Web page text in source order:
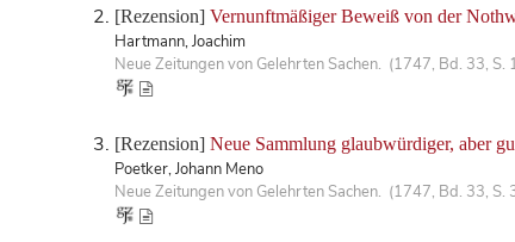
[Rezension] Vernunftmäßiger Beweiß von der
Hartmann, Joachim
Neue Zeitungen von Gelehrten Sachen. (1747, Bd. 33,
[Rezension] Neue Sammlung glaubwürdiger, aber
Poetker, Johann Meno
Neue Zeitungen von Gelehrten Sachen. (1747, Bd. 33,